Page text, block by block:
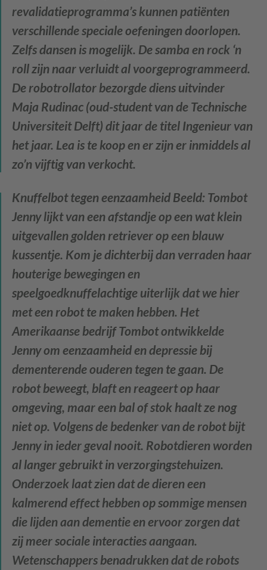
revalidatieprogramma’s kunnen patiënten
verschillende speciale oefeningen doorlopen.
Zelfs dansen is mogelijk. De samba en rock ‘n
roll zijn naar verluidt al voorgeprogrammeerd.
De robotrollator bezorgde diens uitvinder
Maja Rudinac (oud-student van de Technische
Universiteit Delft) dit jaar de titel Ingenieur van
het jaar. Lea is te koop en er zijn er inmiddels al
zo’n vijftig van verkocht.
Knuffelbot tegen eenzaamheid Beeld: Tombot
Jenny lijkt van een afstandje op een wat klein
uitgevallen golden retriever op een blauw
kussentje. Kom je dichterbij dan verraden haar
houterige bewegingen en
speelgoedknuffelachtige uiterlijk dat we hier
met een robot te maken hebben. Het
Amerikaanse bedrijf Tombot ontwikkelde
Jenny om eenzaamheid en depressie bij
dementerende ouderen tegen te gaan. De
robot beweegt, blaft en reageert op haar
omgeving, maar een bal of stok haalt ze nog
niet op. Volgens de bedenker van de robot bijt
Jenny in ieder geval nooit. Robotdieren worden
al langer gebruikt in verzorgingstehuizen.
Onderzoek laat zien dat de dieren een
kalmerend effect hebben op sommige mensen
die lijden aan dementie en ervoor zorgen dat
zij meer sociale interacties aangaan.
Wetenschappers benadrukken dat de robots